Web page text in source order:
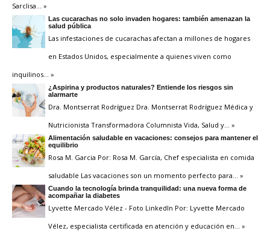
Sarclisa … »
Las cucarachas no solo invaden hogares: también amenazan la
salud pública
Las infestaciones de cucarachas afectan a millones de hogares
en Estados Unidos, especialmente a quienes viven como
inquilinos … »
¿Aspirina y productos naturales? Entiende los riesgos sin
alarmarte
Dra. Montserrat Rodríguez Dra. Montserrat Rodríguez Médica y
Nutricionista Transformadora Columnista Vida, Salud y … »
Alimentación saludable en vacaciones: consejos para mantener el
equilibrio
Rosa M. Garcia Por: Rosa M. García, Chef especialista en comida
saludable Las vacaciones son un momento perfecto para … »
Cuando la tecnología brinda tranquilidad: una nueva forma de
acompañar la diabetes
Lyvette Mercado Vélez - Foto LinkedIn Por: Lyvette Mercado
Vélez, especialista certificada en atención y educación en … »